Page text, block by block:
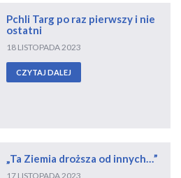
Pchli Targ po raz pierwszy i nie
ostatni
18 LISTOPADA 2023
CZYTAJ DALEJ
„Ta Ziemia droższa od innych…”
17 LISTOPADA 2023